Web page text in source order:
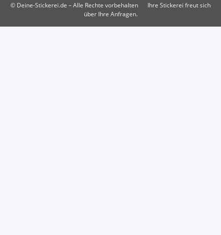
© Deine-Stickerei.de – Alle Rechte vorbehalten
Ihre Stickerei freut sich
über Ihre Anfragen.